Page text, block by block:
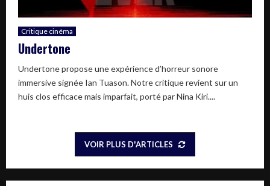
Critique cinéma
Undertone
Undertone propose une expérience d’horreur sonore
immersive signée Ian Tuason. Notre critique revient sur un
huis clos efficace mais imparfait, porté par Nina Kiri....
VOIR PLUS D'ARTICLES